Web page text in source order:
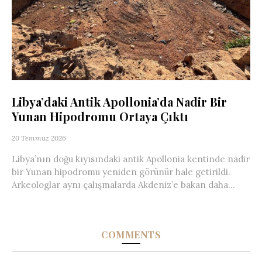
Libya’daki Antik Apollonia’da Nadir Bir
Yunan Hipodromu Ortaya Çıktı
20 Temmuz 2026
Libya’nın doğu kıyısındaki antik Apollonia kentinde nadir
bir Yunan hipodromu yeniden görünür hale getirildi.
Arkeologlar aynı çalışmalarda Akdeniz’e bakan daha...
COMMENTS